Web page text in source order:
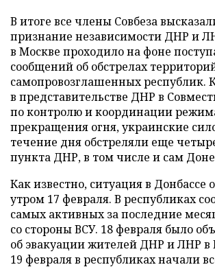
В итоге все члены Совбеза
признание независимости ДНР и
в Москве проходило на фоне
сообщений об обстрелах
самопровозглашенных республик.
в представительстве ДНР в
по контролю и координации
прекращения огня, украинские
течение дня обстреляли еще
пункта ДНР, в том числе и сам
Как известно, ситуация в Донбассе
утром 17 февраля. В республиках
самых активных за последние
со стороны ВСУ. 18 февраля было
об эвакуации жителей ДНР и ЛНР в
19 февраля в республиках начали